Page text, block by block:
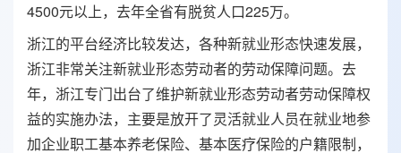
4500元以上，去年全省有脱贫人口225万。
浙江的平台经济比较发达，各种新就业形态快速发展，
浙江非常关注新就业形态劳动者的劳动保障问题。去
年，浙江专门出台了维护新就业形态劳动者劳动保障权
益的实施办法，主要是放开了灵活就业人员在就业地参
加企业职工基本养老保险、基本医疗保险的户籍限制，